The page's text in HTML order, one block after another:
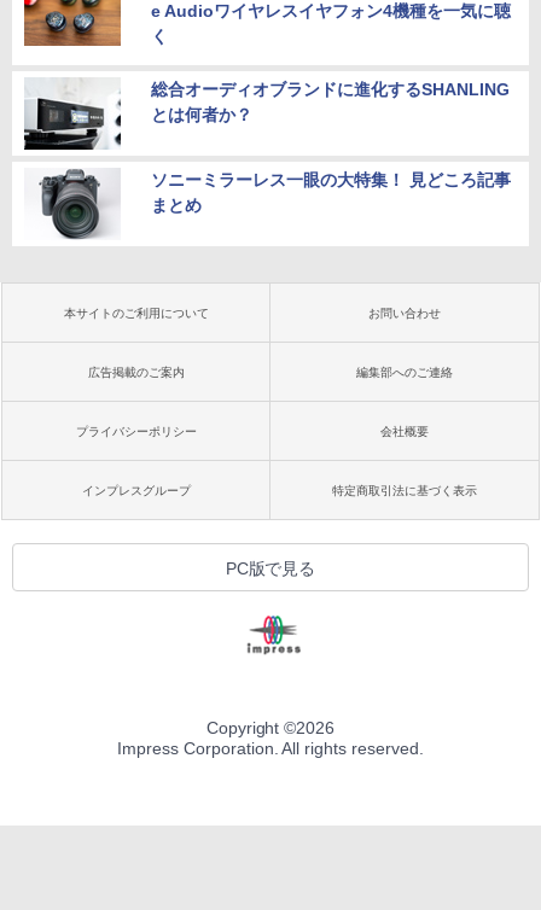
e Audioワイヤレスイヤフォン4機種を一気に聴
く
総合オーディオブランドに進化するSHANLING
とは何者か？
ソニーミラーレス一眼の大特集！ 見どころ記事
まとめ
本サイトのご利用について お問い合わせ
広告掲載のご案内 編集部へのご連絡
プライバシーポリシー 会社概要
インプレスグループ 特定商取引法に基づく表示
PC版で見る
Copyright ©2026
Impress Corporation. All rights reserved.